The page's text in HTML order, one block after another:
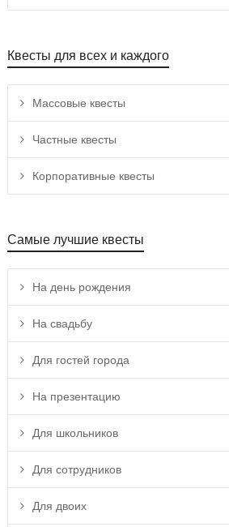
Квесты для всех и каждого
Массовые квесты
Частные квесты
Корпоративные квесты
Самые лучшие квесты
На день рождения
На свадьбу
Для гостей города
На презентацию
Для школьников
Для сотрудников
Для двоих